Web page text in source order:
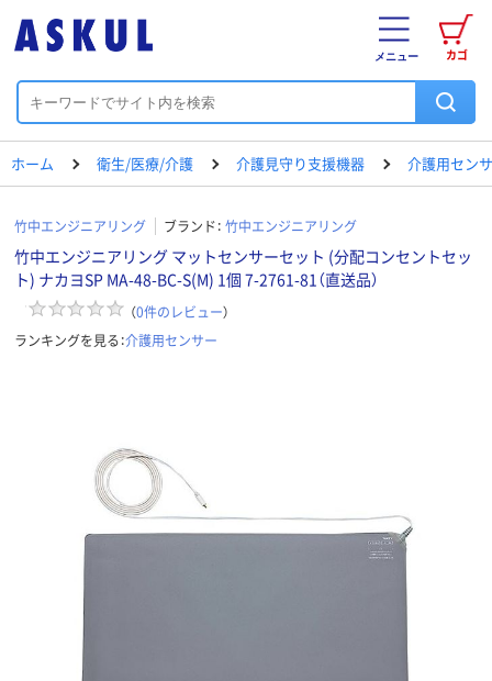
カゴ
メニュー
ホーム 衛生/医療/介護 介護見守り支援機器 介護用セン
竹中エンジニアリング ブランド： 竹中エンジニアリング
竹中エンジニアリング マットセンサーセット (分配コンセントセッ
ト) ナカヨSP MA-48-BC-S(M) 1個 7-2761-81（直送品）
（0件のレビュー）
ランキングを見る：介護用センサー